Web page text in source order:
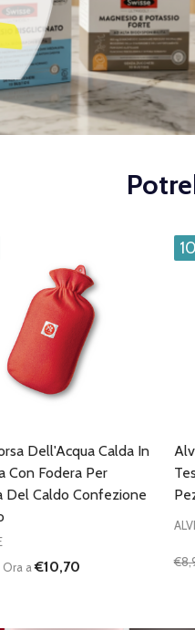
Dell'Acqua Calda In
Con Fodera Per
Del Caldo Confezione
Ora a€10,70